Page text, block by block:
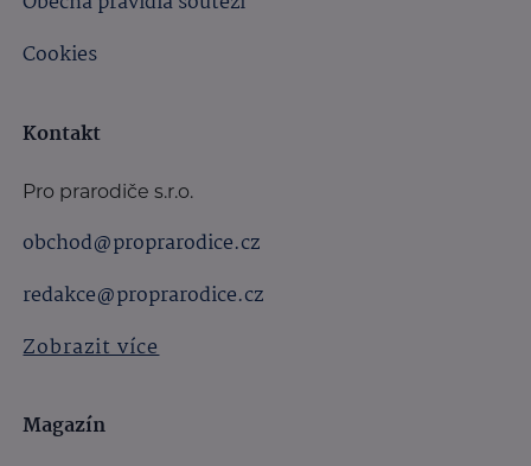
Cookies
Kontakt
Pro prarodiče s.r.o.
obchod@proprarodice.cz
redakce@proprarodice.cz
Zobrazit více
Magazín